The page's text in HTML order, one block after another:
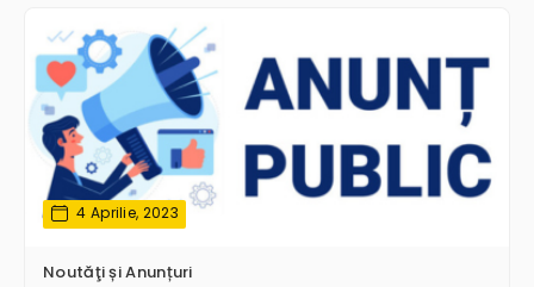
4 Aprilie, 2023
Noutăţi și Anunțuri